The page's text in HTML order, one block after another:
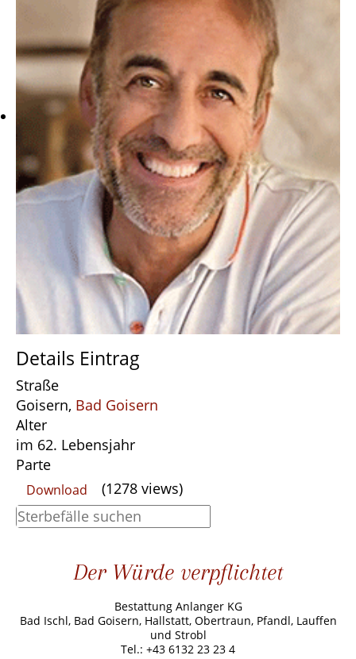
Details Eintrag
Straße
Goisern, Bad Goisern
Alter
im 62. Lebensjahr
Parte
Download (1278 views)
Der Würde verpflichtet
Bestattung Anlanger KG
Bad Ischl, Bad Goisern, Hallstatt, Obertraun, Pfandl, Lauffen
und Strobl
Tel.: +43 6132 23 23 4